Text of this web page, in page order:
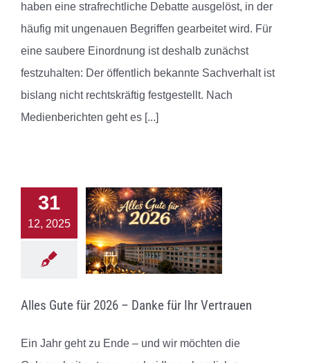
haben eine strafrechtliche Debatte ausgelöst, in der
häufig mit ungenauen Begriffen gearbeitet wird. Für
eine saubere Einordnung ist deshalb zunächst
festzuhalten: Der öffentlich bekannte Sachverhalt ist
bislang nicht rechtskräftig festgestellt. Nach
Medienberichten geht es [...]
31
12, 2025
Alles Gute für 2026 – Danke für Ihr Vertrauen
Ein Jahr geht zu Ende – und wir möchten die